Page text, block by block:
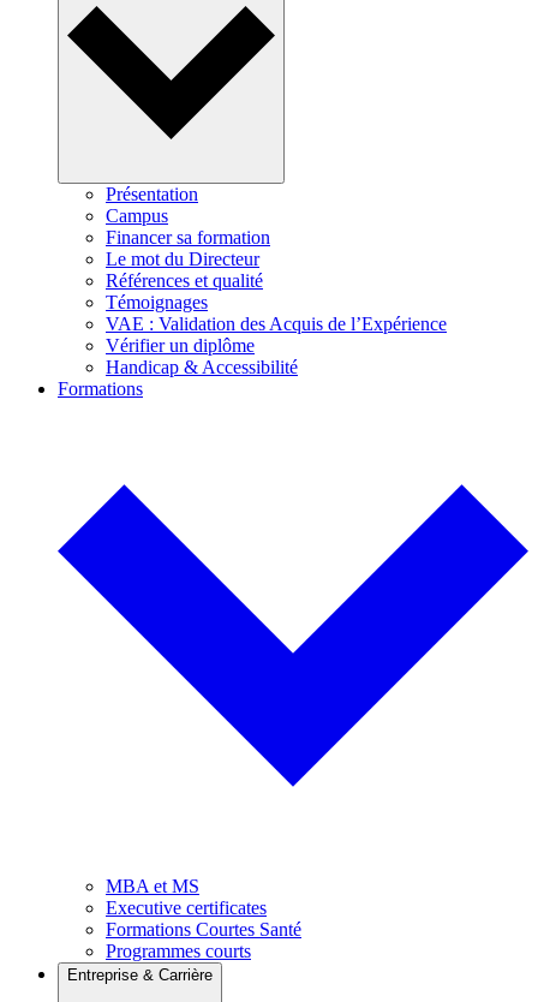
Présentation
Campus
Financer sa formation
Le mot du Directeur
Références et qualité
Témoignages
VAE : Validation des Acquis de l’Expérience
Vérifier un diplôme
Handicap & Accessibilité
Formations
MBA et MS
Executive certificates
Formations Courtes Santé
Programmes courts
Entreprise & Carrière